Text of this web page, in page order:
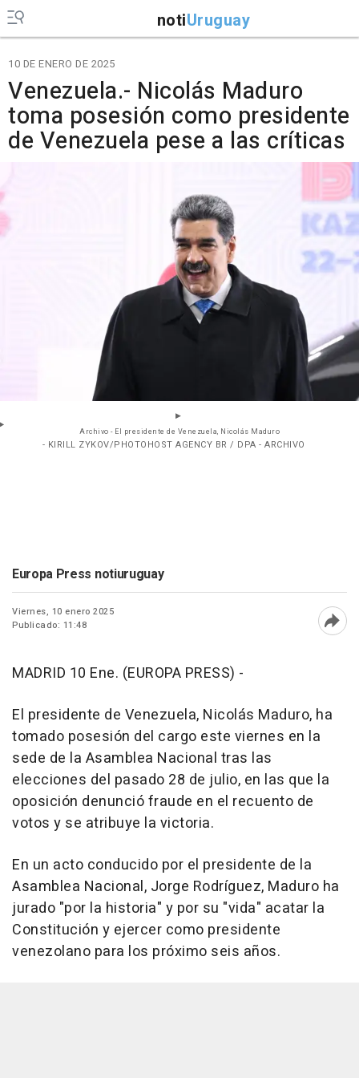
notiUruguay
10 DE ENERO DE 2025
Venezuela.- Nicolás Maduro
toma posesión como presidente
de Venezuela pese a las críticas
Archivo - El presidente de Venezuela, Nicolás Maduro
- KIRILL ZYKOV/PHOTOHOST AGENCY BR / DPA - ARCHIVO
Europa Press notiuruguay
Viernes, 10 enero 2025
Publicado: 11:48
MADRID 10 Ene. (EUROPA PRESS) -
El presidente de Venezuela, Nicolás Maduro, ha
tomado posesión del cargo este viernes en la
sede de la Asamblea Nacional tras las
elecciones del pasado 28 de julio, en las que la
oposición denunció fraude en el recuento de
votos y se atribuye la victoria.
En un acto conducido por el presidente de la
Asamblea Nacional, Jorge Rodríguez, Maduro ha
jurado "por la historia" y por su "vida" acatar la
Constitución y ejercer como presidente
venezolano para los próximo seis años.